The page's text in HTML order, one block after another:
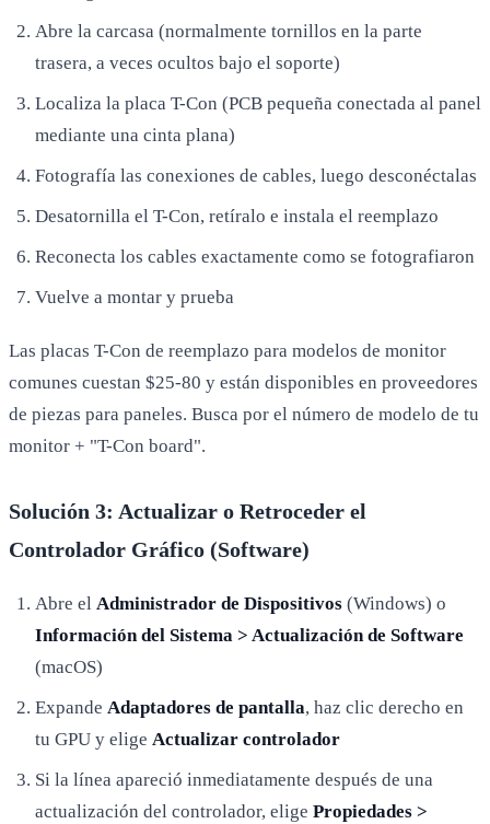
Abre la carcasa (normalmente tornillos en la parte
trasera, a veces ocultos bajo el soporte)
Localiza la placa T-Con (PCB pequeña conectada al panel
mediante una cinta plana)
Fotografía las conexiones de cables, luego desconéctalas
Desatornilla el T-Con, retíralo e instala el reemplazo
Reconecta los cables exactamente como se fotografiaron
Vuelve a montar y prueba
Las placas T-Con de reemplazo para modelos de monitor
comunes cuestan $25-80 y están disponibles en proveedores
de piezas para paneles. Busca por el número de modelo de tu
monitor + "T-Con board".
Solución 3: Actualizar o Retroceder el
Controlador Gráfico (Software)
Abre el Administrador de Dispositivos (Windows) o
Información del Sistema > Actualización de Software
(macOS)
Expande Adaptadores de pantalla, haz clic derecho en
tu GPU y elige Actualizar controlador
Si la línea apareció inmediatamente después de una
actualización del controlador, elige Propiedades >